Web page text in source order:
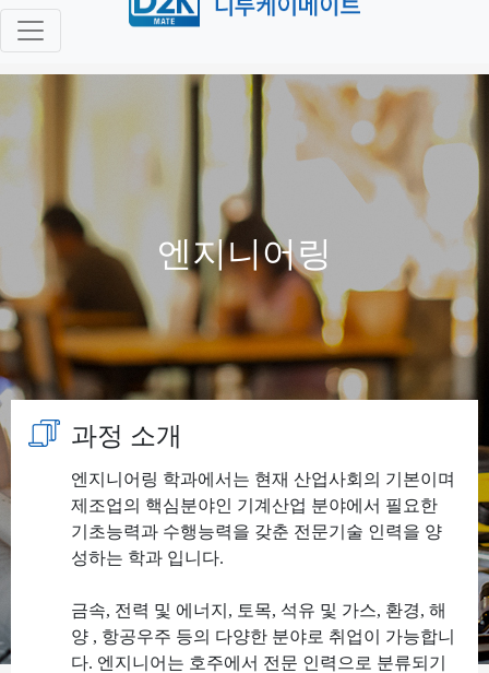
엔지니어링
과정 소개
엔지니어링 학과에서는 현재 산업사회의 기본이며
제조업의 핵심분야인 기계산업 분야에서 필요한
기초능력과 수행능력을 갖춘 전문기술 인력을 양
성하는 학과 입니다.
금속, 전력 및 에너지, 토목, 석유 및 가스, 환경, 해
양 , 항공우주 등의 다양한 분야로 취업이 가능합니
다. 엔지니어는 호주에서 전문 인력으로 분류되기